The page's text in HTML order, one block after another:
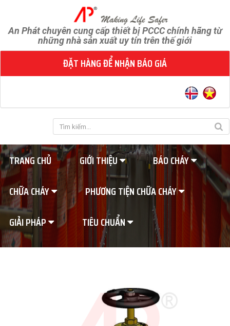
An Phát chuyên cung cấp thiết bị PCCC chính hãng từ
những nhà sản xuất uy tín trên thế giới
ĐẶT HÀNG ĐỂ NHẬN BÁO GIÁ
TRANG CHỦ GIỚI THIỆU
BÁO CHÁY
CHỮA CHÁY
PHƯƠNG TIỆN CHỮA CHÁY
GIẢI PHÁP
TIÊU CHUẨN